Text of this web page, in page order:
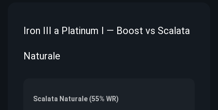
Iron III a Platinum I — Boost vs Scalata
Naturale
Scalata Naturale (55% WR)